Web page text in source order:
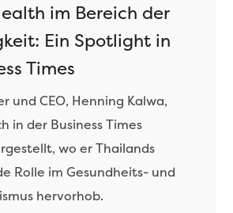
im Bereich der
Ein Spotlight in
Times
und CEO, Henning Kalwa,
in der Business Times
wo er Thailands
Rolle im Gesundheits- und
hervorhob.